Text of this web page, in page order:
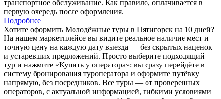
транспортное обслуживание. Как правило, оплачивается в
первую очередь после оформления.
Подробнее
Хотите оформить Молодёжные туры в Пятигорск на 10 дней?
На нашем маркетплейсе вы видите реальное наличие мест и
точную цену на каждую дату выезда — без скрытых наценок
и устаревших предложений. Просто выберите подходящий
тур и нажмите «Купить у оператора»: вы сразу перейдёте в
систему бронирования туроператора и оформите путёвку
напрямую, без посредников. Все туры — от проверенных
операторов, с актуальной информацией, гибкими условиями